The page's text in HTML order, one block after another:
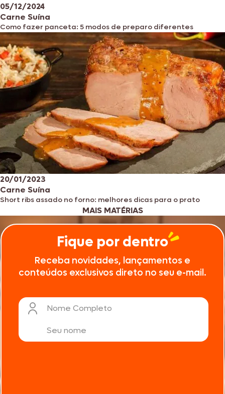
05/12/2024
Carne Suína
Como fazer panceta: 5 modos de preparo diferentes
20/01/2023
Carne Suína
Short ribs assado no forno: melhores dicas para o prato
MAIS MATÉRIAS
Fique por dentro
Receba novidades, lançamentos e
conteúdos exclusivos direto no seu e-mail.
Nome Completo